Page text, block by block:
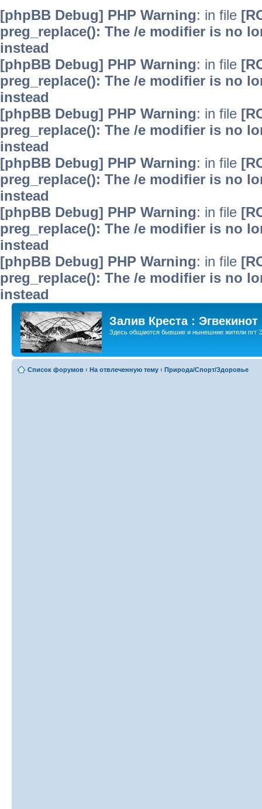
[phpBB Debug] PHP Warning: in file
preg_replace(): The /e modifier is no
instead
[phpBB Debug] PHP Warning: in file
preg_replace(): The /e modifier is no
instead
[phpBB Debug] PHP Warning: in file
preg_replace(): The /e modifier is no
instead
[phpBB Debug] PHP Warning: in file
preg_replace(): The /e modifier is no
instead
[phpBB Debug] PHP Warning: in file
preg_replace(): The /e modifier is no
instead
[phpBB Debug] PHP Warning: in file
preg_replace(): The /e modifier is no
instead
Залив Креста : Эгвекинот
Здесь общаются бывшие и нынешние жители пгт
Список форумов ‹ На отвлеченную тему ‹ Природа/Спорт/Здоровье